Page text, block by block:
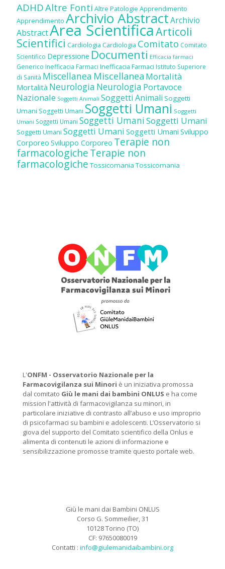
ADHDAltre Fonti Altre Patologie Apprendimento
Apprendimento Archivio AbstractArchivio
AbstractArea ScientificaArticoli
Scientifici Cardiologia Cardiologia Comitato Comitato
Scientifico Depressione Documenti Efficacia farmaci
Generico Inefficacia Farmaci Inefficacia Farmaci Istituto Superiore
di Sanità Miscellanea Miscellanea Mortalità
Mortalità Neurologia Neurologia Portavoce
Nazionale Soggetti Animali Soggetti Animali Soggetti
Umani Soggetti Umani Soggetti Umani Soggetti
Umani Soggetti Umani Soggetti UmaniSoggetti Umani
Soggetti Umani Soggetti Umani Soggetti Umani Sviluppo
Corporeo Sviluppo Corporeo Terapie non
farmacologicheTerapie non
farmacologiche Tossicomania Tossicomania
L'ONFM - Osservatorio Nazionale per la
Farmacovigilanza sui Minori è un iniziativa promossa
dal comitato Giù le mani dai bambini ONLUS e ha come
mission l'attività di farmacovigilanza su minori, in
particolare iniziative di contrasto all’abuso e uso improprio
di psicofarmaci su bambini e adolescenti. L’Osservatorio si
giova del supporto del Comitato scientifico della Onlus e
alimenta di contenuti le azioni di informazione e
sensibilizzazione promosse tramite questo portale web.
Giù le mani dai Bambini ONLUS
Corso G. Sommeilier, 31
10128 Torino (TO)
CF: 97650080019
Contatti : info@giulemanidaibambini.org